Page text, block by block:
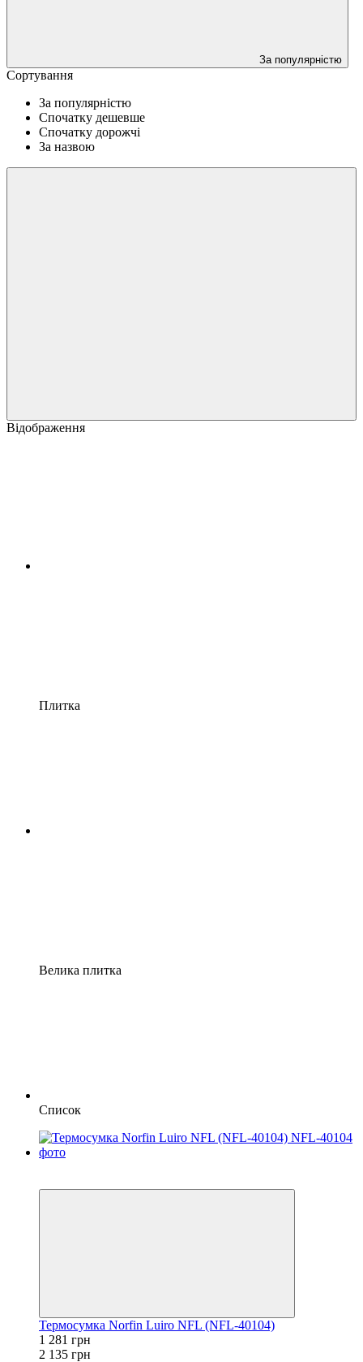
За популярністю
Сортування
За популярністю
Спочатку дешевше
Спочатку дорожчі
За назвою
Відображення
Плитка
Велика плитка
Список
Термосумка Norfin Luiro NFL (NFL-40104)
1 281 грн
2 135 грн